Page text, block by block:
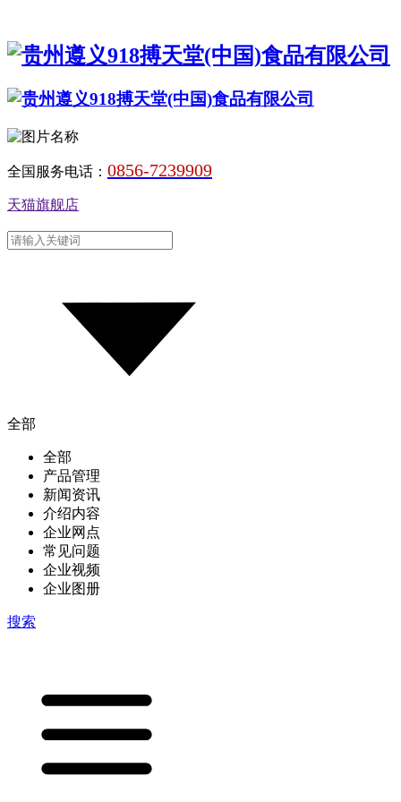
全国服务电话： 0856-7239909
天猫旗舰店
全部
全部
产品管理
新闻资讯
介绍内容
企业网点
常见问题
企业视频
企业图册
搜索